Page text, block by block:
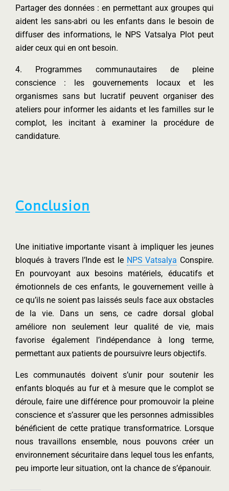
Partager des données : en permettant aux groupes qui
aident les sans-abri ou les enfants dans le besoin de
diffuser des informations, le NPS Vatsalya Plot peut
aider ceux qui en ont besoin.
4. Programmes communautaires de pleine
conscience : les gouvernements locaux et les
organismes sans but lucratif peuvent organiser des
ateliers pour informer les aidants et les familles sur le
complot, les incitant à examiner la procédure de
candidature.
Conclusion
Une initiative importante visant à impliquer les jeunes
bloqués à travers l’Inde est le NPS Vatsalya Conspire.
En pourvoyant aux besoins matériels, éducatifs et
émotionnels de ces enfants, le gouvernement veille à
ce qu’ils ne soient pas laissés seuls face aux obstacles
de la vie. Dans un sens, ce cadre dorsal global
améliore non seulement leur qualité de vie, mais
favorise également l’indépendance à long terme,
permettant aux patients de poursuivre leurs objectifs.
Les communautés doivent s’unir pour soutenir les
enfants bloqués au fur et à mesure que le complot se
déroule, faire une différence pour promouvoir la pleine
conscience et s’assurer que les personnes admissibles
bénéficient de cette pratique transformatrice. Lorsque
nous travaillons ensemble, nous pouvons créer un
environnement sécuritaire dans lequel tous les enfants,
peu importe leur situation, ont la chance de s’épanouir.